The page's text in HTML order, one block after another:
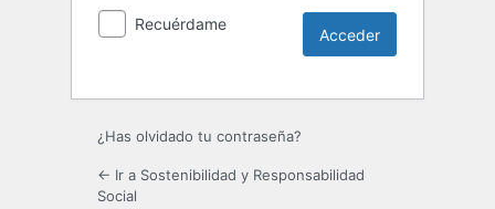
Recuérdame
¿Has olvidado tu contraseña?
← Ir a Sostenibilidad y Responsabilidad
Social